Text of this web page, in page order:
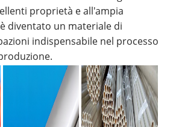
proprietà e all'ampia
diventato un materiale di
indispensabile nel processo